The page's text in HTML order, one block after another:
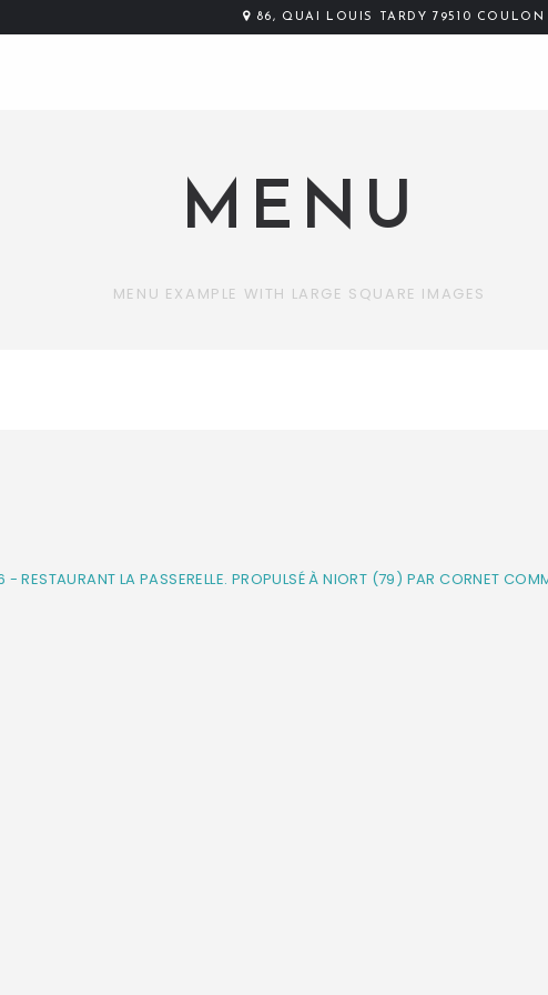
86, QUAI LOUIS TARDY 79510 COULON
MENU
MENU EXAMPLE WITH LARGE SQUARE IMAGES
RESTAURANT LA PASSERELLE. PROPULSÉ À NIORT (79) PAR CORNET